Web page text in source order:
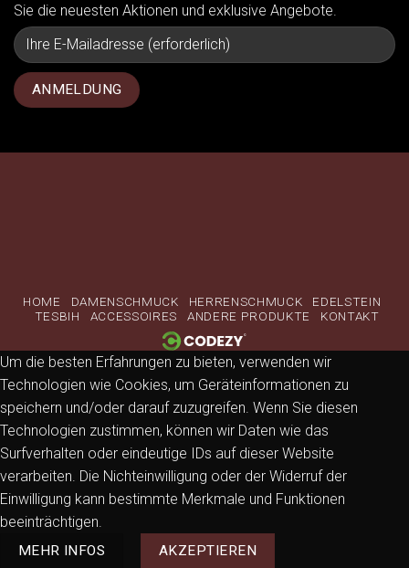
Sie die neuesten Aktionen und exklusive Angebote.
HOME DAMENSCHMUCK HERRENSCHMUCK
EDELSTEIN
TESBIH
ACCESSOIRES ANDERE PRODUKTE KONTAKT
Um die besten Erfahrungen zu bieten, verwenden wir
Technologien wie Cookies, um Geräteinformationen zu
speichern und/oder darauf zuzugreifen. Wenn Sie diesen
Technologien zustimmen, können wir Daten wie das
Surfverhalten oder eindeutige IDs auf dieser Website
verarbeiten. Die Nichteinwilligung oder der Widerruf der
Einwilligung kann bestimmte Merkmale und Funktionen
beeinträchtigen.
MEHR INFOS AKZEPTIEREN